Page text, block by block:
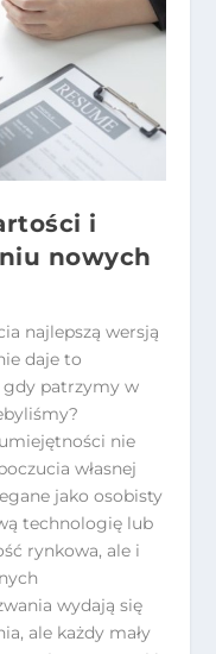
i
nowych
najlepszą wersją
daje to
patrzymy w
nie
własnej
jako osobisty
technologię lub
rynkowa, ale i
wydają się
ale każdy mały